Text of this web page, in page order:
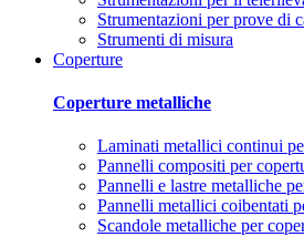
Strumentazioni per prove di
Strumenti di misura
Coperture
Coperture metalliche
Laminati metallici continui
Pannelli compositi per
Pannelli e lastre metalliche
Pannelli metallici coibentati
Scandole metalliche per